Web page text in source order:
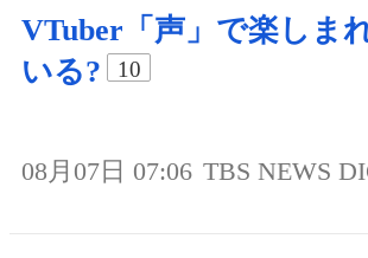
VTuber「声」で楽しま
いる?
10
08月07日 07:06 TBS NEWS